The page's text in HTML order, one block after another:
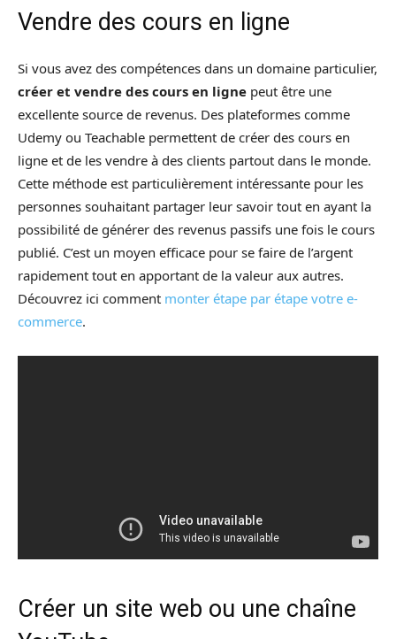
Vendre des cours en ligne
Si vous avez des compétences dans un domaine particulier,
créer et vendre des cours en ligne peut être une
excellente source de revenus. Des plateformes comme
Udemy ou Teachable permettent de créer des cours en
ligne et de les vendre à des clients partout dans le monde.
Cette méthode est particulièrement intéressante pour les
personnes souhaitant partager leur savoir tout en ayant la
possibilité de générer des revenus passifs une fois le cours
publié. C’est un moyen efficace pour se faire de l’argent
rapidement tout en apportant de la valeur aux autres.
Découvrez ici comment monter étape par étape votre e-
commerce.
Créer un site web ou une chaîne